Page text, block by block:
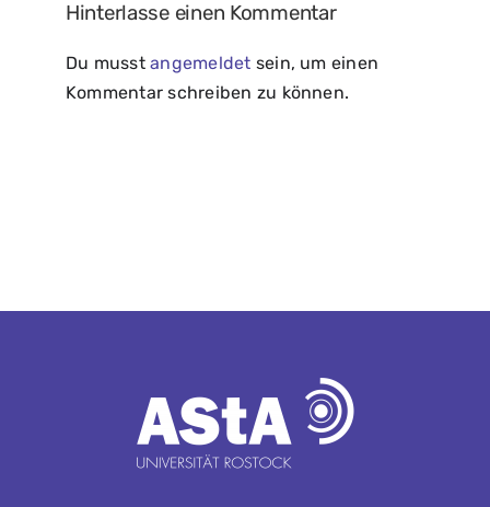
Hinterlasse einen Kommentar
Du musstangemeldet sein, um einen
Kommentar schreiben zu können.